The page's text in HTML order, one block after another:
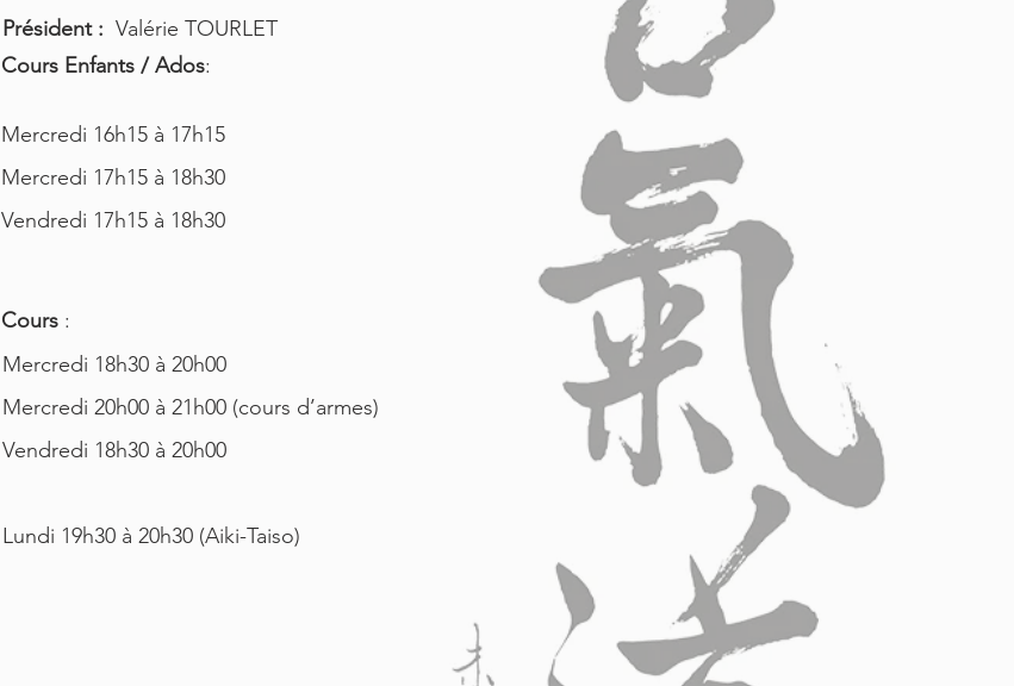
Cours Enfants / Ados:
Mercredi 16h15 à 17h15
Mercredi 17h15 à 18h30
Vendredi 17h15 à 18h30
Président : Valérie TOURLET
Cours :
Mercredi 18h30 à 20h00
Mercredi 20h00 à 21h00 (cours d’armes)
Vendredi 18h30 à 20h00
Lundi 19h30 à 20h30 (Aiki-Taiso)